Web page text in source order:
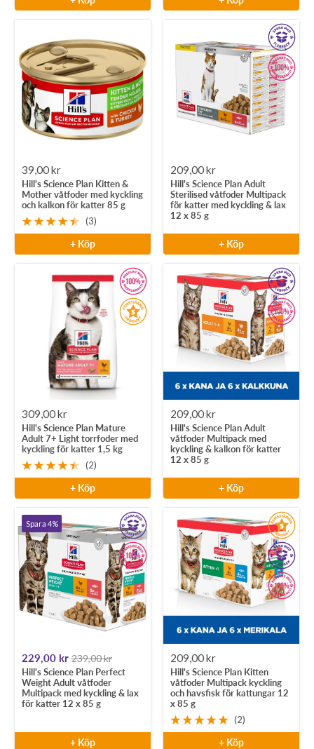
Rea-
pris
39,00 kr
Hill's Science Plan Kitten &
Mother våtfoder med kyckling
och kalkon för katter 85 g
(3)
+ Köp
Rea-
pris
209,00 kr
Hill's Science Plan Adult
Sterilised våtfoder Multipack
för katter med kyckling & lax
12 x 85 g
+ Köp
Rea-
pris
309,00 kr
Hill's Science Plan Mature
Adult 7+ Light torrfoder med
kyckling för katter 1,5 kg
(2)
+ Köp
Rea-
pris
209,00 kr
Hill's Science Plan Adult
våtfoder Multipack med
kyckling & kalkon för katter
12 x 85 g
+ Köp
Spara 4%
Rea-
pris
229,00 kr239,00 kr
Hill's Science Plan Perfect
Weight Adult våtfoder
Multipack med kyckling & lax
för katter 12 x 85 g
+ Köp
Rea-
pris
209,00 kr
Hill's Science Plan Kitten
våtfoder Multipack kyckling
och havsfisk för kattungar 12
x 85 g
(2)
+ Köp